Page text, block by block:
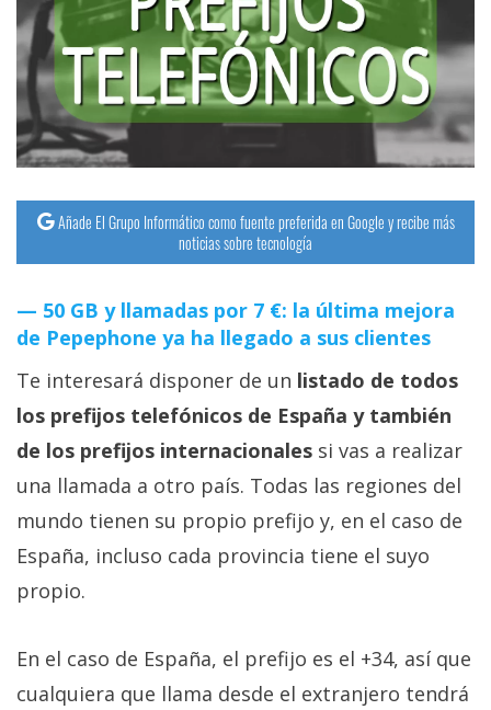
Operadores
Trucos
y
Tutoriales
Ciberseguridad
Sistemas
operativos
Profesional
+
temas
Sorteos
Foros
Añade El Grupo Informático como fuente preferida en Google y recibe más
noticias sobre tecnología
50 GB y llamadas por 7 €: la última mejora
de Pepephone ya ha llegado a sus clientes
Te interesará disponer de un listado de todos
los prefijos telefónicos de España y también
de los prefijos internacionales si vas a realizar
una llamada a otro país. Todas las regiones del
mundo tienen su propio prefijo y, en el caso de
España, incluso cada provincia tiene el suyo
propio.
En el caso de España, el prefijo es el +34, así que
cualquiera que llama desde el extranjero tendrá